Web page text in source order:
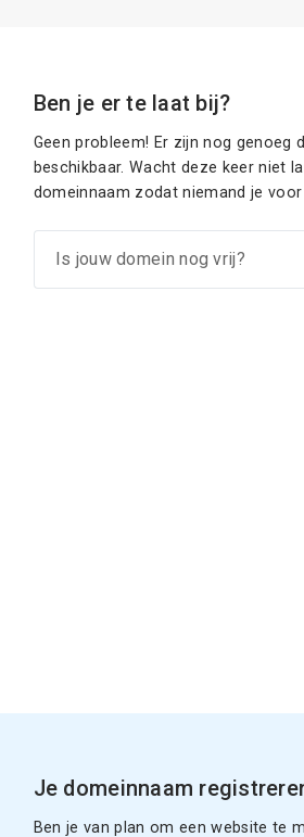
Ben je er te laat bij?
Geen probleem! Er zijn nog genoeg
beschikbaar. Wacht deze keer niet
domeinnaam zodat niemand je voor
Je domeinnaam
Ben je van plan om een website te